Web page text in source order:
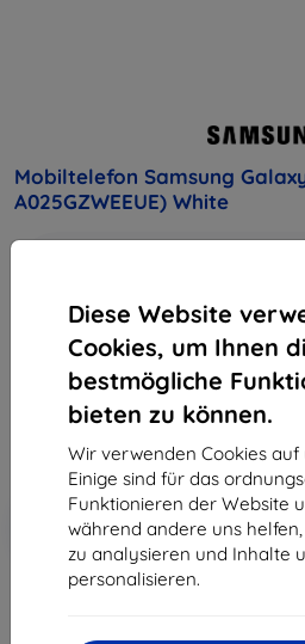
Diese Website
Cookies, um Ihnen
bestmögliche
bieten zu können.
Wir verwenden Cookies auf
Einige sind für das
Funktionieren der Website
während andere uns
zu analysieren und Inhalte
personalisieren.
Mobiltelefon Samsung
A025GZWEEUE) White
Endpreis
117,90 €
106,11 €
-10%
Rabatt mit Gutschein
EXTRA10